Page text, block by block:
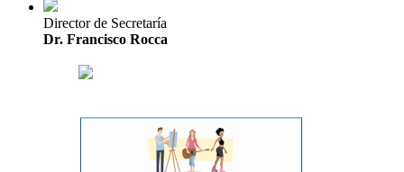
Director de Secretaría
Dr. Francisco Rocca